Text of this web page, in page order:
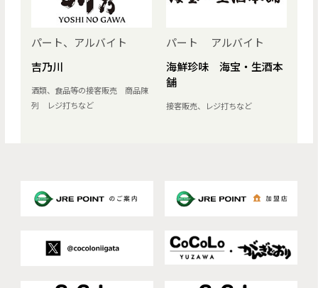
パート、アルバイト
吉乃川
酒類、食品等の接客販売 商品陳
列 レジ打ちなど
パート アルバイト
海鮮珍味 海宝・生酒本
舗
接客販売、レジ打ちなど